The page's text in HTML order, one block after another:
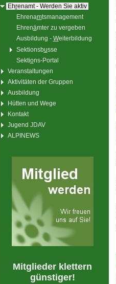
Ehrenamt - Werden Sie aktiv
Ehrenamtsmanagement
Ehrenämter zu vergeben
Ausbildung - Weiterbildung
Sektionsbusse
Sektions-Portal
Veranstaltungen
Aktivitäten der Gruppen
Ausbildung
Hütten und Wege
Kontakt
Jugend JDAV
ALPINEWS
Mitglieder klettern
günstiger!